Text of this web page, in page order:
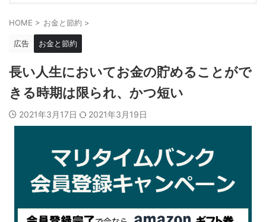
HOME > お金と節約 >
広告 お金と節約
長い人生においてお金の貯めることがで
きる時期は限られ、かつ短い
2021年3月17日 2021年3月19日